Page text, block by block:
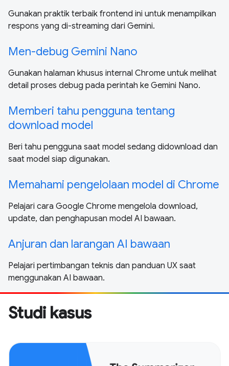
Gunakan praktik terbaik frontend ini untuk menampilkan
respons yang di-streaming dari Gemini.
Men-debug Gemini Nano
Gunakan halaman khusus internal Chrome untuk melihat
detail proses debug pada perintah ke Gemini Nano.
Memberi tahu pengguna tentang
download model
Beri tahu pengguna saat model sedang didownload dan
saat model siap digunakan.
Memahami pengelolaan model di Chrome
Pelajari cara Google Chrome mengelola download,
update, dan penghapusan model AI bawaan.
Anjuran dan larangan AI bawaan
Pelajari pertimbangan teknis dan panduan UX saat
menggunakan AI bawaan.
Studi kasus